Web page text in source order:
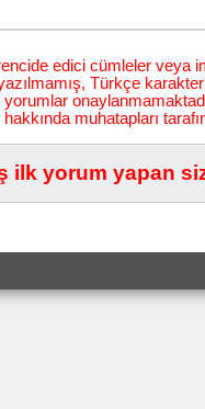
edici cümleler veya
Türkçe
yorumlar
muhatapları
ilk yorum yapan